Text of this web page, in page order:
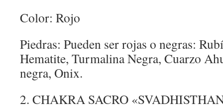
Color: Rojo
Piedras: Pueden ser rojas o negras:
Hematite, Turmalina Negra, Cuarzo
negra, Onix.
2. CHAKRA SACRO